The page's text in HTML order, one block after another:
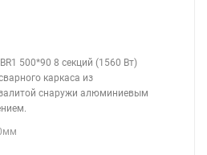
500*90 8 секций (1560 Вт)
каркаса из
снаружи алюминиевым